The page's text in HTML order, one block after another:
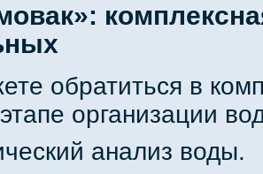
обратиться в
организации
анализ воды.